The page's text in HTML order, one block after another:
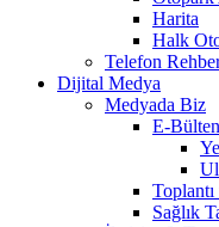
Harita
Halk
Telefon
Dijital Medya
Medyada Biz
E-Bülten
Sağlık